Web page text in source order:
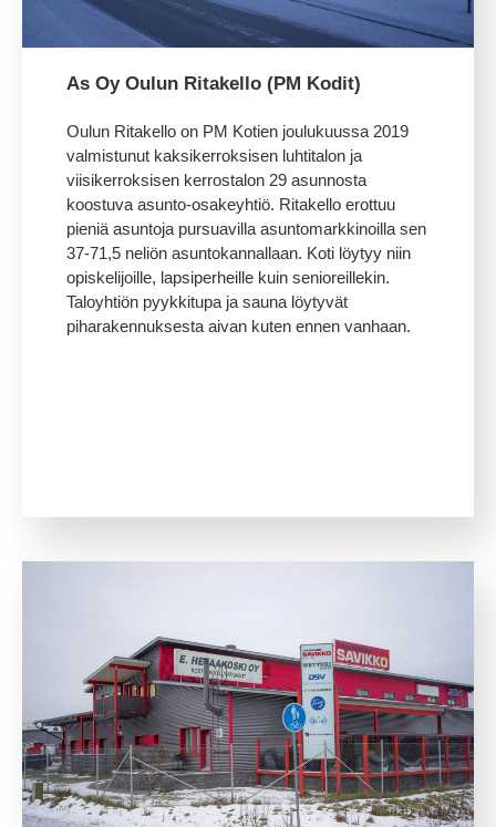
As Oy Oulun Ritakello (PM Kodit)
Oulun Ritakello on PM Kotien joulukuussa 2019
valmistunut kaksikerroksisen luhtitalon ja
viisikerroksisen kerrostalon 29 asunnosta
koostuva asunto-osakeyhtiö. Ritakello erottuu
pieniä asuntoja pursuavilla asuntomarkkinoilla sen
37-71,5 neliön asuntokannallaan. Koti löytyy niin
opiskelijoille, lapsiperheille kuin senioreillekin.
Taloyhtiön pyykkitupa ja sauna löytyvät
piharakennuksesta aivan kuten ennen vanhaan.